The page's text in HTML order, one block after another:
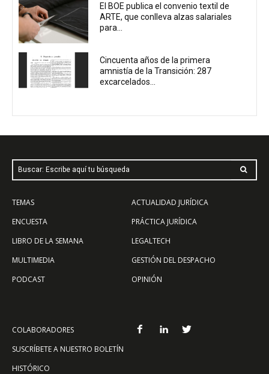
El BOE publica el convenio textil de
ARTE, que conlleva alzas salariales
para...
Cincuenta años de la primera
amnistía de la Transición: 287
excarcelados...
Buscar: Escribe aquí tu búsqueda
TEMAS
ENCUESTA
LIBRO DE LA SEMANA
MULTIMEDIA
PODCAST
ACTUALIDAD JURÍDICA
PRÁCTICA JURÍDICA
LEGALTECH
GESTIÓN DEL DESPACHO
OPINIÓN
COLABORADORES
SUSCRÍBETE A NUESTRO BOLETÍN
HISTÓRICO